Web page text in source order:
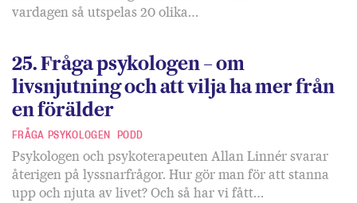
vardagen så utspelas 20 olika…
25. Fråga psykologen – om
livsnjutning och att vilja ha mer från
en förälder
FRÅGA PSYKOLOGEN PODD
Psykologen och psykoterapeuten Allan Linnér svarar
återigen på lyssnarfrågor. Hur gör man för att stanna
upp och njuta av livet? Och så har vi fått…